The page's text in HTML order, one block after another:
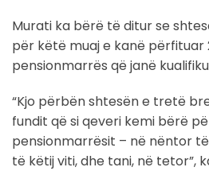
Murati ka bërë të ditur se
për këtë muaj e kanë përfituar
pensionmarrës që janë
“Kjo përbën shtesën e tretë
fundit që si qeveri kemi bërë
pensionmarrësit – në nëntor
të këtij viti, dhe tani, në tetor”,